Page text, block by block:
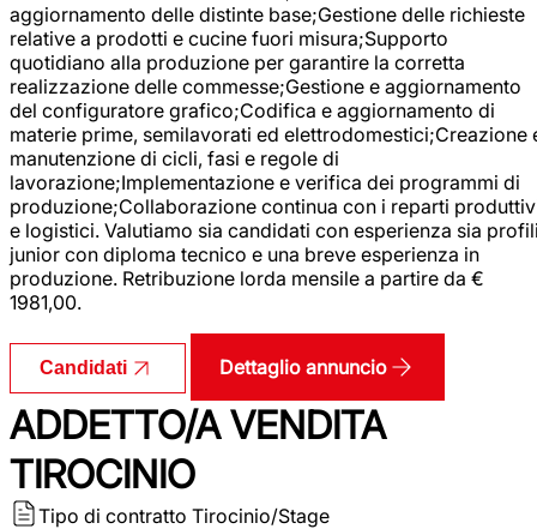
aggiornamento delle distinte base;Gestione delle richieste
relative a prodotti e cucine fuori misura;Supporto
quotidiano alla produzione per garantire la corretta
realizzazione delle commesse;Gestione e aggiornamento
del configuratore grafico;Codifica e aggiornamento di
materie prime, semilavorati ed elettrodomestici;Creazione
manutenzione di cicli, fasi e regole di
lavorazione;Implementazione e verifica dei programmi di
produzione;Collaborazione continua con i reparti
e logistici. Valutiamo sia candidati con esperienza sia
junior con diploma tecnico e una breve esperienza in
produzione. Retribuzione lorda mensile a partire da €
1981,00.
Candidati Dettaglio annuncio
ADDETTO/A VENDITA
TIROCINIO
Tipo di contratto Tirocinio/Stage